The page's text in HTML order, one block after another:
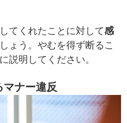
てくれたことに対して感
ょう。やむを得ず断るこ
説明してください。
ナー違反